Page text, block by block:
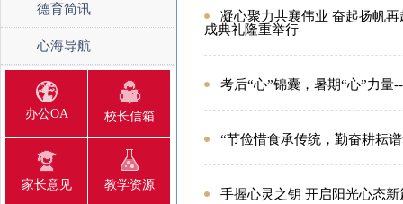
德育简讯
心海导航
办公OA 校长信箱
家长意见 教学资源
凝心聚力共襄伟业 奋起扬帆
成典礼隆重举行
考后“心”锦囊，暑期“心”力量
“节俭惜食承传统，勤奋耕耘
手握心灵之钥 开启阳光心态